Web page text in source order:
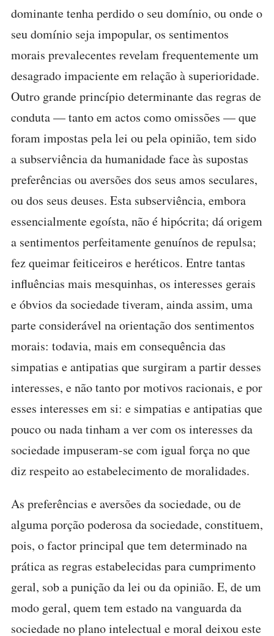
dominante tenha perdido o seu domínio, ou onde o
seu domínio seja impopular, os sentimentos
morais prevalecentes revelam frequentemente um
desagrado impaciente em relação à superioridade.
Outro grande princípio determinante das regras de
conduta — tanto em actos como omissões — que
foram impostas pela lei ou pela opinião, tem sido
a subserviência da humanidade face às supostas
preferências ou aversões dos seus amos seculares,
ou dos seus deuses. Esta subserviência, embora
essencialmente egoísta, não é hipócrita; dá origem
a sentimentos perfeitamente genuínos de repulsa;
fez queimar feiticeiros e heréticos. Entre tantas
influências mais mesquinhas, os interesses gerais
e óbvios da sociedade tiveram, ainda assim, uma
parte considerável na orientação dos sentimentos
morais: todavia, mais em consequência das
simpatias e antipatias que surgiram a partir desses
interesses, e não tanto por motivos racionais, e por
esses interesses em si: e simpatias e antipatias que
pouco ou nada tinham a ver com os interesses da
sociedade impuseram-se com igual força no que
diz respeito ao estabelecimento de moralidades.
As preferências e aversões da sociedade, ou de
alguma porção poderosa da sociedade, constituem,
pois, o factor principal que tem determinado na
prática as regras estabelecidas para cumprimento
geral, sob a punição da lei ou da opinião. E, de um
modo geral, quem tem estado na vanguarda da
sociedade no plano intelectual e moral deixou este